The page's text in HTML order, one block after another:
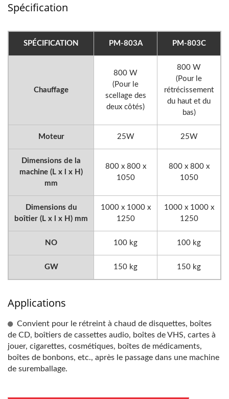
Spécification
SPÉCIFICATION PM-803A PM-803C
Chauffage
800 W
(Pour le
scellage des
deux côtés)
800 W
(Pour le
rétrécissement
du haut et du
bas)
Moteur 25W 25W
Dimensions de la
machine (L x l x H)
mm
800 x 800 x
1050
800 x 800 x
1050
Dimensions du
boîtier (L x l x H) mm
1000 x 1000 x
1250
1000 x 1000 x
1250
NO 100 kg 100 kg
GW 150 kg 150 kg
Applications
Convient pour le rétreint à chaud de disquettes, boîtes
de CD, boîtiers de cassettes audio, boîtes de VHS, cartes à
jouer, cigarettes, cosmétiques, boîtes de médicaments,
boîtes de bonbons, etc., après le passage dans une machine
de suremballage.